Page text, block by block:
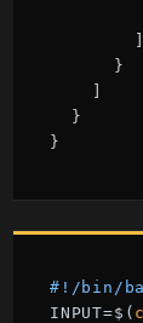
      }
  }
}
#!/bin/
INPUT=$(